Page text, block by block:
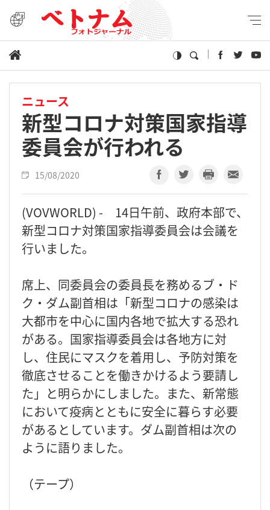
ニュース
新型コロナ対策国家指導
委員会が行われる
15/08/2020
(VOVWORLD) - 14日午前、政府本部で、
新型コロナ対策国家指導委員会は会議を
行いました。
席上、同委員会の委員長を務めるブ・ド
ク・ダム副首相は「新型コロナの感染は
大都市を中心に国内各地で拡大する恐れ
がある。国家指導委員会は各地方に対
し、住民にマスクを着用し、予防対策を
徹底させることを働きかけるよう要請し
た」と明らかにしました。また、新常態
において疫病とともに安全に暮らす必要
があるとしています。ダム副首相は次の
ように語りました。
（テープ）